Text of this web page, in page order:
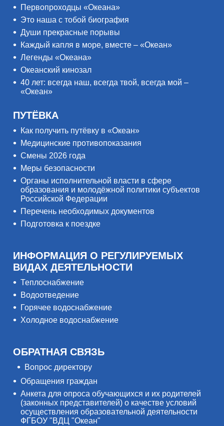
Первопроходцы «Океана»
Это наша с тобой биография
Души прекрасные порывы
Каждый капля в море, вместе – «Океан»
Легенды «Океана»
Океанский кинозал
40 лет: всегда наш, всегда твой, всегда мой –
«Океан»
ПУТЁВКА
Как получить путёвку в «Океан»
Медицинские противопоказания
Смены 2026 года
Меры безопасности
Органы исполнительной власти в сфере
образования и молодёжной политики субъектов
Российской Федерации
Перечень необходимых документов
Подготовка к поездке
ИНФОРМАЦИЯ О РЕГУЛИРУЕМЫХ
ВИДАХ ДЕЯТЕЛЬНОСТИ
Теплоснабжение
Водоотведение
Горячее водоснабжение
Холодное водоснабжение
ОБРАТНАЯ СВЯЗЬ
Вопрос директору
Обращения граждан
Анкета для опроса обучающихся и их родителей
(законных представителей) о качестве условий
осуществления образовательной деятельности
ФГБОУ "ВДЦ "Океан"